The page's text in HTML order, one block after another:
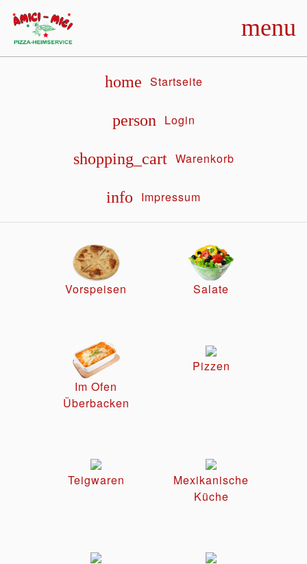
menu
home Startseite
person Login
shopping_cart Warenkorb
info Impressum
Vorspeisen Salate
Im Ofen
Überbacken
Pizzen
Teigwaren
Mexikanische
Küche